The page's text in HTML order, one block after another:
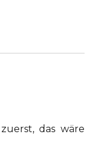
das wäre